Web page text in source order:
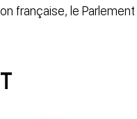
française, le